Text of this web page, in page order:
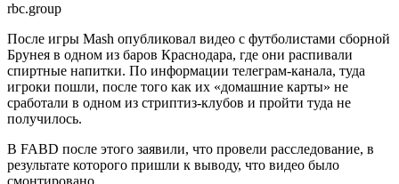
rbc.group
После игры Mash опубликовал видео с футболистами сборной
Брунея в одном из баров Краснодара, где они распивали
спиртные напитки. По информации телеграм-канала, туда
игроки пошли, после того как их «домашние карты» не
сработали в одном из стриптиз-клубов и пройти туда не
получилось.
В FABD после этого заявили, что провели расследование, в
результате которого пришли к выводу, что видео было